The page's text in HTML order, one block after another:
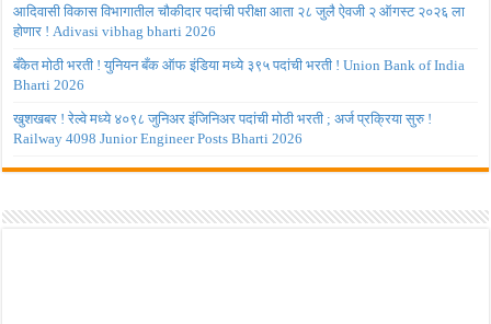
आदिवासी विकास विभागातील चौकीदार पदांची परीक्षा आता २८ जुलै ऐवजी २ ऑगस्ट २०२६ ला
होणार ! Adivasi vibhag bharti 2026
बँकेत मोठी भरती ! युनियन बँक ऑफ इंडिया मध्ये ३९५ पदांची भरती ! Union Bank of India
Bharti 2026
खुशखबर ! रेल्वे मध्ये ४०९८ जुनिअर इंजिनिअर पदांची मोठी भरती ; अर्ज प्रक्रिया सुरु !
Railway 4098 Junior Engineer Posts Bharti 2026